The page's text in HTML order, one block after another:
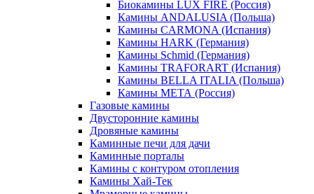
Биокамины LUX FIRE (Россия)
Камины ANDALUSIA (Польша)
Камины CARMONA (Испания)
Камины HARK (Германия)
Камины Schmid (Германия)
Камины TRAFORART (Испания)
Камины BELLA ITALIA (Польша)
Камины МЕТА (Россия)
Газовые камины
Двусторонние камины
Дровяные камины
Каминные печи для дачи
Каминные порталы
Камины с контуром отопления
Камины Хай-Тек